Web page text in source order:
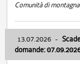
Comunità di
13.07.2026 -
domande: